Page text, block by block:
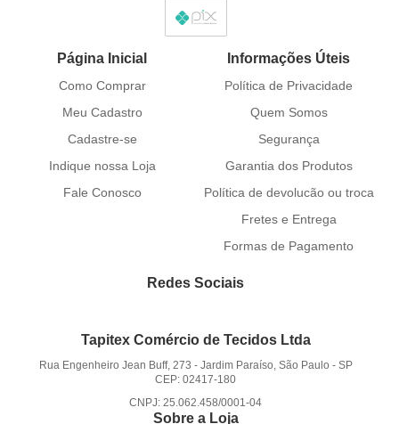
Página Inicial
Como Comprar
Meu Cadastro
Cadastre-se
Indique nossa Loja
Fale Conosco
Informações Úteis
Política de Privacidade
Quem Somos
Segurança
Garantia dos Produtos
Política de devolucão ou troca
Fretes e Entrega
Formas de Pagamento
Redes Sociais
Tapitex Comércio de Tecidos Ltda
Rua Engenheiro Jean Buff, 273 - Jardim Paraíso, São Paulo - SP
CEP: 02417-180
CNPJ: 25.062.458/0001-04
Sobre a Loja